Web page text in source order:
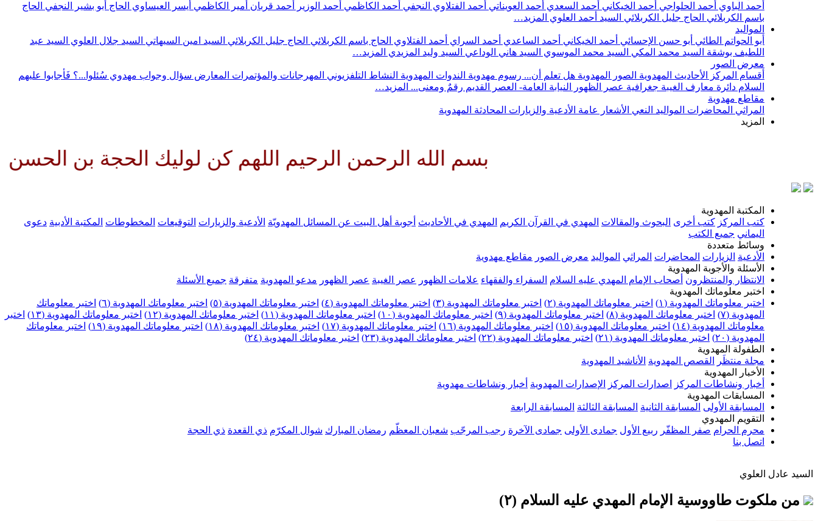
أحمد الباوي أحمد الحلواجي أحمد الخيكاني أحمد السعدي أحمد العويناتي أحمد الفتلاوي النجفي أحمد الكاظمي أحمد الوزير أحمد قربان أمير الكاظمي أيسر العيساوي الحاج أبو بشير النجفي الحاج
باسم الكربلائي الحاج جليل الكربلائي السيد أحمد العلوي المزيد…
المواليد
أبو الحواتم الطائي أبو حسن الإحسائي أحمد الخيكاني أحمد الساعدي أحمد السراي أحمد الفتلاوي الحاج باسم الكربلائي الحاج جليل الكربلائي السيد امين السيهاتي السيد جلال العلوي السيد عبد
اللطيف بوشقة السيد محمد المكي السيد محمد الموسوي السيد هاني الوداعي السيد وليد المزيدي المزيد…
معرض الصور
أقسام المركز
الأحاديث المهدوية الصور المهدوية هل تعلم أن... رسوم مهدوية الندوات المهدوية النشاط التلفزيوني المهرجانات والمؤتمرات المعارض سؤال وجواب مهدوي سُئلوا...؟ فَأجابوا عليهم
السلام دائرة معارف الغيبة جغرافية عصر الظهور النيابة العامة- العصر القديم رقمٌ ومعنى... المزيد…
مقاطع مهدوية
المراثي المحاضرات المواليد النعي الأشعار عامة الأدعية والزيارات المحادثة المهدوية
المزيد
بسم الله الرحمن الرحيم اللهم كن لوليك الحجة بن الحسن صلواتك
المكتبة المهدوية
كتب المركز كتب أخرى البحوث والمقالات المهدي في القرآن الكريم المهدي في الأحاديث أجوبة أهل البيت عن المسائل المهدويّة الأدعية والزيارات التوقيعات المخطوطات المكتبة الأدبية دعوى
اليماني جميع الكتب
وسائط متعددة
الأدعية الزيارات المحاضرات المراثي المواليد معرض الصور مقاطع مهدوية
الأسئلة والأجوبة المهدوية
الانتظار والمنتظرون أصحاب الإمام المهدي عليه السلام السفراء والفقهاء علامات الظهور عصر الغيبة عصر الظهور مدعو المهدوية متفرقة جميع الأسئلة
اختبر معلوماتك المهدوية
اختبر معلوماتك المهدوية (١)
اختبر معلوماتك المهدوية (٢) اختبر معلوماتك المهدوية (٣) اختبر معلوماتك المهدوية (٤) اختبر معلوماتك المهدوية (٥) اختبر معلوماتك المهدوية (٦)
اختبر معلوماتك
المهدوية (٧)
اختبر معلوماتك المهدوية (٨) اختبر معلوماتك المهدوية (٩) اختبر معلوماتك المهدوية (١٠) اختبر معلوماتك المهدوية (١١) اختبر معلوماتك المهدوية (١٢) اختبر معلوماتك المهدوية (١٣)
اختبر
معلوماتك المهدوية (١٤)
اختبر معلوماتك المهدوية (١٥) اختبر معلوماتك المهدوية (١٦) اختبر معلوماتك المهدوية (١٧) اختبر معلوماتك المهدوية (١٨) اختبر معلوماتك المهدوية (١٩)
اختبر معلوماتك
المهدوية (٢٠)
اختبر معلوماتك المهدوية (٢١) اختبر معلوماتك المهدوية (٢٢) اختبر معلوماتك المهدوية (٢٣)
اختبر معلوماتك المهدوية (٢٤)
الطفولة المهدوية
مجلة منتظَر
القصص المهدوية الأناشيد المهدوية
الأخبار المهدوية
أخبار ونشاطات المركز
اصدارات المركز الإصدارات المهدوية أخبار ونشاطات مهدوية
المسابقات المهدوية
المسابقة الأولى المسابقة الثانية المسابقة الثالثة المسابقة الرابعة
التقويم المهدوي
محرم الحرام صفر المظفّر ربيع الأول جمادى الأولى جمادى الآخرة رجب المرجّب شعبان المعظّم رمضان المبارك شوال المكرّم ذي القعدة ذي الحجة
اتصل بنا
السيد عادل العلوي
من ملكوت طاووسية الإمام المهدي عليه السلام (٢)